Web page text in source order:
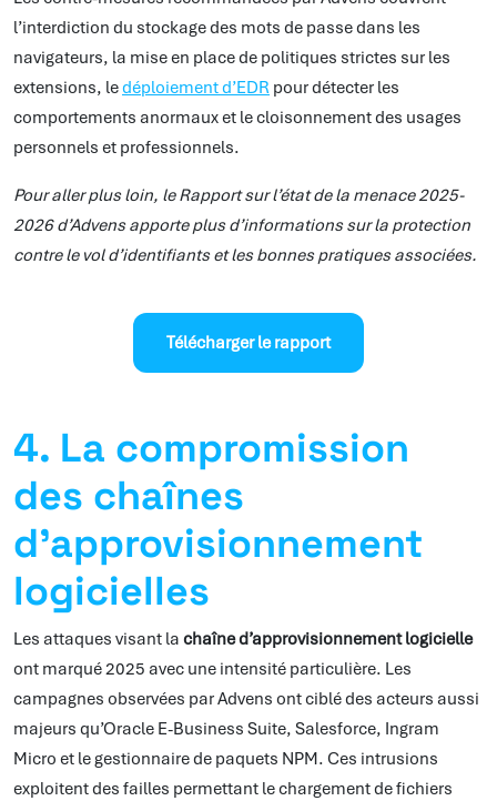
l’interdiction du stockage des mots de passe dans les
navigateurs, la mise en place de politiques strictes sur les
extensions, ledéploiement d’EDR pour détecter les
comportements anormaux et le cloisonnement des usages
personnels et professionnels.
Pour aller plus loin, le Rapport sur l’état de la menace 2025-
2026 d’Advens apporte plus d’informations sur la protection
contre le vol d’identifiants et les bonnes pratiques associées.
Télécharger le rapport
4. La compromission
des chaînes
d’approvisionnement
logicielles
Les attaques visant la chaîne d’approvisionnement logicielle
ont marqué 2025 avec une intensité particulière. Les
campagnes observées par Advens ont ciblé des acteurs aussi
majeurs qu’Oracle E-Business Suite, Salesforce, Ingram
Micro et le gestionnaire de paquets NPM. Ces intrusions
exploitent des failles permettant le chargement de fichiers